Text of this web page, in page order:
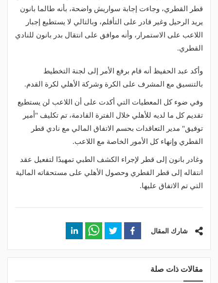
قطر القطري، وجاءت إجابة سواريش واضحة، بأنه طالما بانون
يريد الرحيل وغير قادر على التأقلم، وبالتالي لا يستطيع إجبار
اللاعب على الاستمرار، وأنه موافق على انتقال بدر بانون للنادي
القطري.
وأكد عبد الحفيظ أنه قام برفع الأمر إلى لجنة التخطيط
بالتنسيق مع المشرف على الكرة وشركة الأهلي لكرة القدم.
وفي ضوء كل المعطيات التي أكدت على أن اللاعب لن يستطيع
تقديم كل ما لديه للأهلي خلال الفترة القادمة، تم تكليف "أمير
توفيق" مدير التعاقدات بحسم الاتفاق المالي مع نادي قطر
القطري وإنهاء كل الأمور الخاصة مع اللاعب.
وغادر بانون إلى قطر لإجراء الكشف الطبي تمهيدًا لتفعيل عقد
انتقاله إلى قطر القطري وحصول الأهلي على مستحقاته المالية
التي تم الاتفاق عليها.
شارك المقال
مقالات ذات صلة